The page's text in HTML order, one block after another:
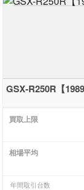
GSX-R250R【1989
買取上限
相場平均
年間取引台数